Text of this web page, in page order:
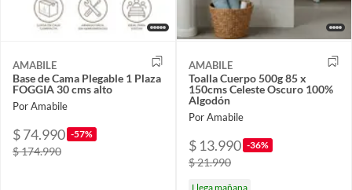
AMABILE
Base de Cama Plegable 1 Plaza
FOGGIA 30 cms alto
Por Amabile
$ 74.990 -57%
$ 174.990
AMABILE
Toalla Cuerpo 500g 85 x
150cms Celeste Oscuro 100%
Algodón
Por Amabile
$ 13.990 -36%
$ 21.990
Llega mañana